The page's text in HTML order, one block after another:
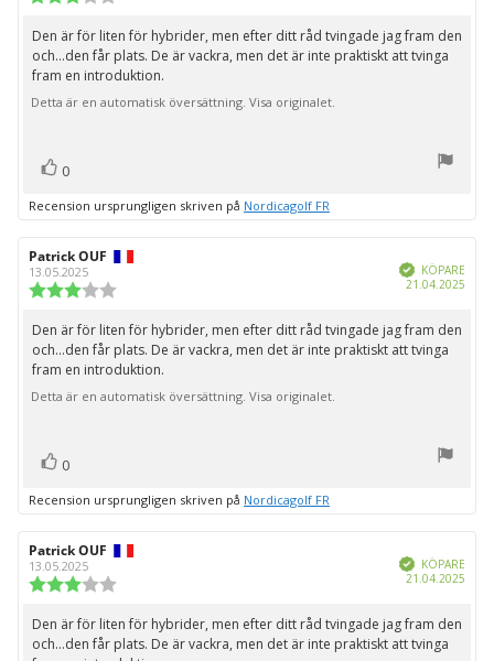
utav
5
stjärnor
Recensionstext:
Den är för liten för hybrider, men efter ditt råd tvingade jag fram den
och...den får plats. De är vackra, men det är inte praktiskt att tvinga
fram en introduktion.
Detta är en automatisk översättning. Visa originalet.
Rösta
0
Recension ursprungligen skriven på Nordicagolf FR
Recensionsförfattare:
Patrick OUF
13.05.2025
utav
5
stjärnor
Bekräftad
KÖPARE
21.04.2025
Recensionstext:
Den är för liten för hybrider, men efter ditt råd tvingade jag fram den
och...den får plats. De är vackra, men det är inte praktiskt att tvinga
fram en introduktion.
Detta är en automatisk översättning. Visa originalet.
Rösta
0
Recension ursprungligen skriven på Nordicagolf FR
Recensionsförfattare:
Patrick OUF
13.05.2025
utav
5
stjärnor
Bekräftad
KÖPARE
21.04.2025
Recensionstext:
Den är för liten för hybrider, men efter ditt råd tvingade jag fram den
och...den får plats. De är vackra, men det är inte praktiskt att tvinga